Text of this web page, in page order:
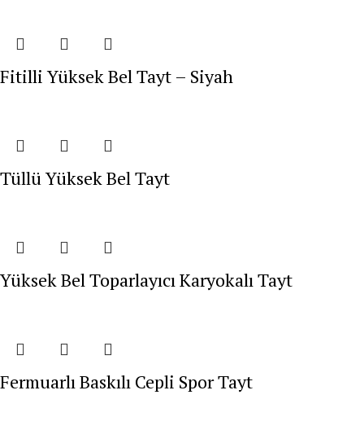
Fitilli Yüksek Bel Tayt – Siyah
Tüllü Yüksek Bel Tayt
Yüksek Bel Toparlayıcı Karyokalı Tayt
Fermuarlı Baskılı Cepli Spor Tayt